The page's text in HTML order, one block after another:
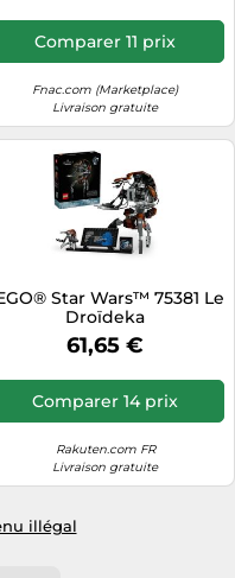
Comparer 11 prix
Fnac.com (Marketplace)
Livraison gratuite
Star Wars™ 75381 Le
Droïdeka
61,65 €
Comparer 14 prix
Rakuten.com FR
Livraison gratuite
illégal